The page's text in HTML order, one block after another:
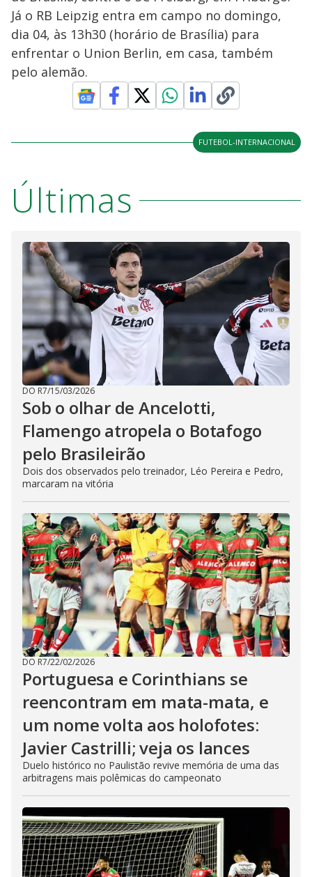
Já o RB Leipzig entra em campo no domingo,
dia 04, às 13h30 (horário de Brasília) para
enfrentar o Union Berlin, em casa, também
pelo alemão.
FUTEBOL-INTERNACIONAL
Últimas
DO R7/15/03/2026
Sob o olhar de Ancelotti,
Flamengo atropela o Botafogo
pelo Brasileirão
Dois dos observados pelo treinador, Léo Pereira e Pedro,
marcaram na vitória
DO R7/22/02/2026
Portuguesa e Corinthians se
reencontram em mata-mata, e
um nome volta aos holofotes:
Javier Castrilli; veja os lances
Duelo histórico no Paulistão revive memória de uma das
arbitragens mais polêmicas do campeonato